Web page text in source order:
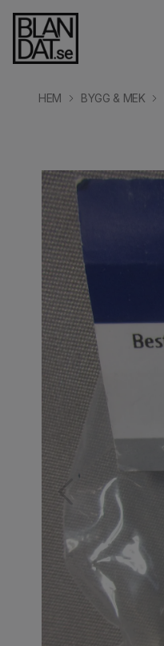
HEM BYGG & MEK